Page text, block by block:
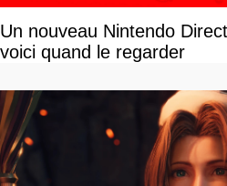
Un nouveau Nintendo
voici quand le regarder